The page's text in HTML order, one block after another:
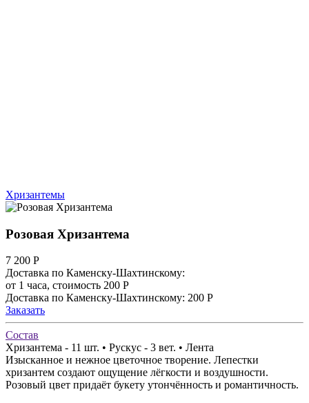
Хризантемы
Розовая Хризантема
7 200 Р
Доставка по Каменску-Шахтинскому:
от 1 часа, стоимость 200 Р
Доставка по Каменску-Шахтинскому: 200 Р
Заказать
Состав
Хризантема - 11 шт. • Рускус - 3 вет. • Лента
Изысканное и нежное цветочное творение. Лепестки
хризантем создают ощущение лёгкости и воздушности.
Розовый цвет придаёт букету утончённость и романтичность.